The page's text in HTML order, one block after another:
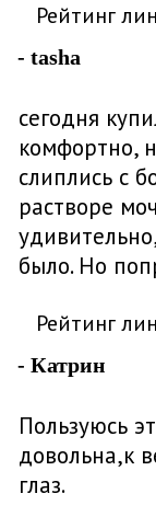
Рейтинг
- tasha
сегодня
комфортно,
слиплись с
растворе
было. Но
Рейтинг
- Катрин
Пользуюсь
довольна,к
глаз.